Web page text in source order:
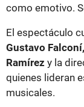
como emotivo.
El espectáculo
Gustavo Falconí,
Ramírez y la
quienes lideran
musicales.